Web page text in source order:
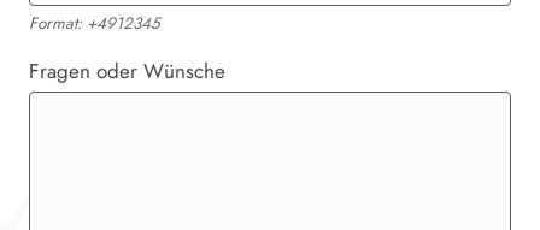
Format: +4912345
Fragen oder Wünsche